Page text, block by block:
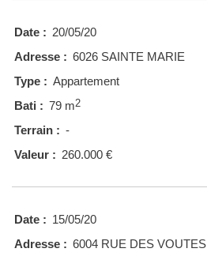
Date : 20/05/20
Adresse : 6026 SAINTE MARIE
Type : Appartement
Bati : 79 m2
Terrain : -
Valeur : 260.000 €
Date : 15/05/20
Adresse : 6004 RUE DES VOUTES